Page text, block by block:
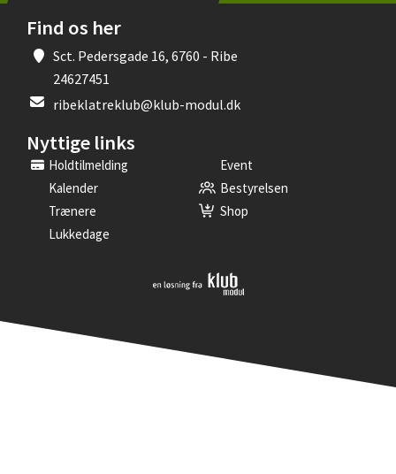
Find os her
Sct. Pedersgade 16, 6760 - Ribe
24627451
ribeklatreklub@klub-modul.dk
Nyttige links
Holdtilmelding
Event
Kalender
Bestyrelsen
Trænere
Shop
Lukkedage